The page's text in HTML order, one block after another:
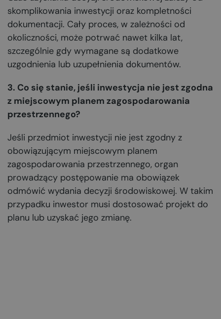
skomplikowania inwestycji oraz kompletności
dokumentacji. Cały proces, w zależności od
okoliczności, może potrwać nawet kilka lat,
szczególnie gdy wymagane są dodatkowe
uzgodnienia lub uzupełnienia dokumentów.
3. Co się stanie, jeśli inwestycja nie jest zgodna
z miejscowym planem zagospodarowania
przestrzennego?
Jeśli przedmiot inwestycji nie jest zgodny z
obowiązującym miejscowym planem
zagospodarowania przestrzennego, organ
prowadzący postępowanie ma obowiązek
odmówić wydania decyzji środowiskowej. W takim
przypadku inwestor musi dostosować projekt do
planu lub uzyskać jego zmianę.